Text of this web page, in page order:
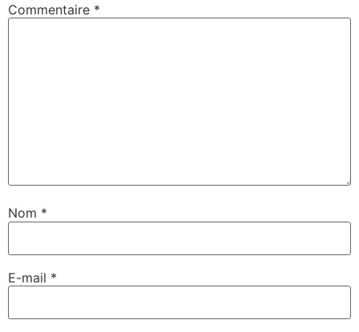
Commentaire *
Nom *
E-mail *